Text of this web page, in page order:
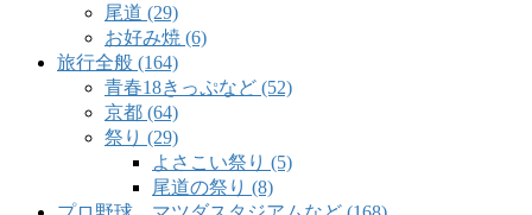
尾道 (29)
お好み焼 (6)
旅行全般 (164)
青春18きっぷなど (52)
京都 (64)
祭り (29)
よさこい祭り (5)
尾道の祭り (8)